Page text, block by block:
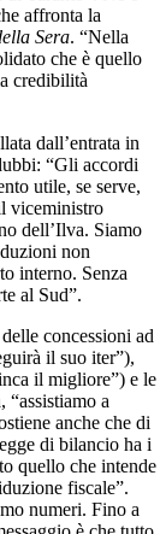
affronta la
Sera. “Nella
che è quello
credibilità
dall’entrata in
“Gli accordi
utile, se serve,
viceministro
dell’Ilva. Siamo
non
interno. Senza
al Sud”.
concessioni ad
il suo iter”),
il migliore”) e le
a
anche che di
di bilancio ha i
quello che intende
fiscale”.
numeri. Fino a